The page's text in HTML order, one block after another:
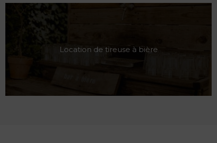
Location de tireuse à bière